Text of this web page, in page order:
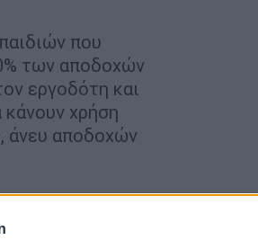
που
των αποδοχών
εργοδότη και
χρήση
άνευ αποδοχών